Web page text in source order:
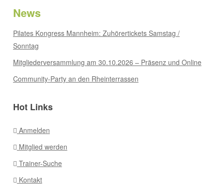
News
Pilates Kongress Mannheim: Zuhörertickets Samstag /
Sonntag
Mitgliederversammlung am 30.10.2026 – Präsenz und Online
Community-Party an den Rheinterrassen
Hot Links
Anmelden
Mitglied werden
Trainer-Suche
Kontakt